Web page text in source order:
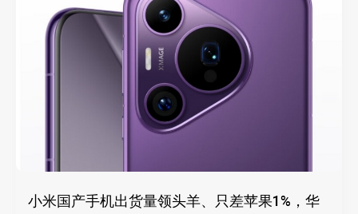
小米国产手机出货量领头羊、只差苹果1%，华